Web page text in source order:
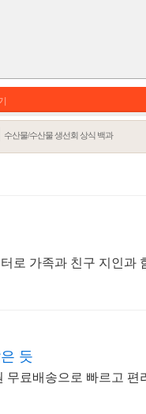
수산물/수산물 생선회 상식 백과
로 가족과 친구 지인과
듯
무료배송으로 빠르고
카